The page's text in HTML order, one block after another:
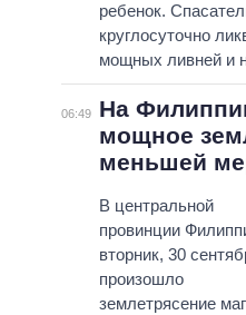
ребенок.
круглосуточно
мощных ливней и
06:49
На
мощное
меньшей
В центральной
провинции
вторник, 30
произошло
землетрясение